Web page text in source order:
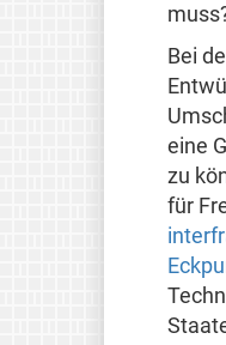
Bei
eine
zu
für